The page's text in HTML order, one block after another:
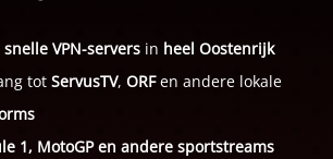
snelle VPN-servers in heel Oostenrijk
totServusTV,ORFen andere lokale
1, MotoGP en andere sportstreams